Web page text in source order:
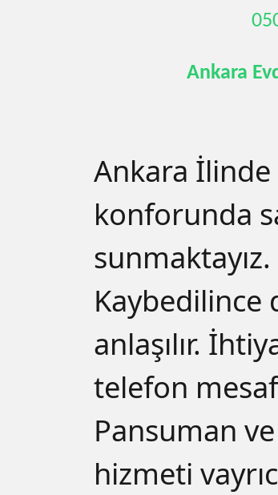
Ankara
Ankara
konforunda
Kaybedilince
anlaşılır.
telefon
Pansuman ve
hizmeti